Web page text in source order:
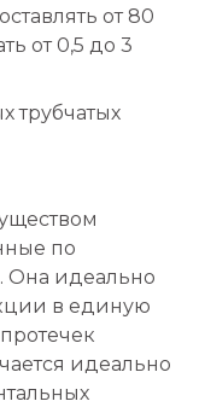
от 80
от 0,5 до 3
трубчатых
по
Она идеально
в единую
идеально